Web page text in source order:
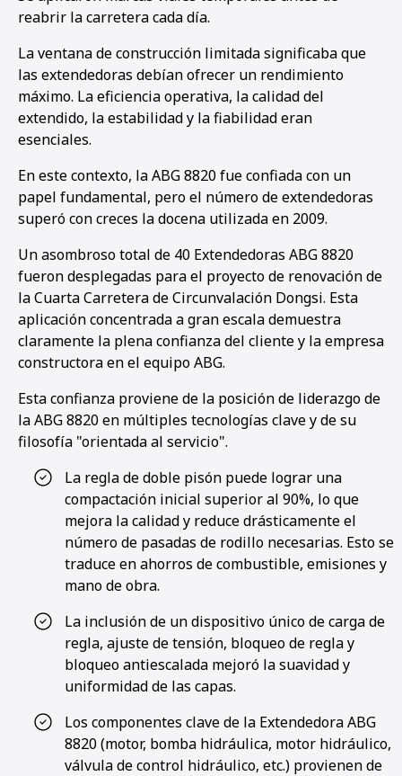
reabrir la carretera cada día.
La ventana de construcción limitada significaba que
las extendedoras debían ofrecer un rendimiento
máximo. La eficiencia operativa, la calidad del
extendido, la estabilidad y la fiabilidad eran
esenciales.
En este contexto, la ABG 8820 fue confiada con un
papel fundamental, pero el número de extendedoras
superó con creces la docena utilizada en 2009.
Un asombroso total de 40 Extendedoras ABG 8820
fueron desplegadas para el proyecto de renovación de
la Cuarta Carretera de Circunvalación Dongsi. Esta
aplicación concentrada a gran escala demuestra
claramente la plena confianza del cliente y la empresa
constructora en el equipo ABG.
Esta confianza proviene de la posición de liderazgo de
la ABG 8820 en múltiples tecnologías clave y de su
filosofía "orientada al servicio".
La regla de doble pisón puede lograr una
compactación inicial superior al 90%, lo que
mejora la calidad y reduce drásticamente el
número de pasadas de rodillo necesarias. Esto se
traduce en ahorros de combustible, emisiones y
mano de obra.
La inclusión de un dispositivo único de carga de
regla, ajuste de tensión, bloqueo de regla y
bloqueo antiescalada mejoró la suavidad y
uniformidad de las capas.
Los componentes clave de la Extendedora ABG
8820 (motor, bomba hidráulica, motor hidráulico,
válvula de control hidráulico, etc.) provienen de